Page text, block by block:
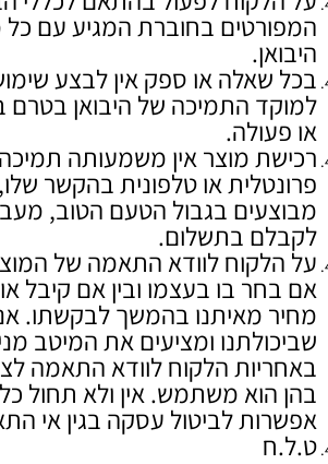
המפורטים בחוברת המגיע עם כל
היבואן.
בכל שאלה או ספק אין לבצע
למוקד התמיכה של היבואן בטרם
או פעולה.
רכישת מוצר אין משמעותה
פרונטלית או טלפונית בהקשר
מבוצעים בגבול הטעם הטוב,
לקבלם בתשלום.
על הלקוח לוודא התאמה של
אם בחר בו בעצמו ובין אם קיבל
מחיר מאיתנו בהמשך לבקשתו.
שביכולתנו ומציעים את המיטב
באחריות הלקוח לוודא התאמה
בהן הוא משתמש. אין ולא תחול
אפשרות לביטול עסקה בגין אי
ט.ל.ח